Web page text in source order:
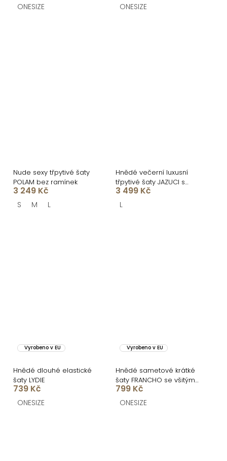
ONESIZE ONESIZE
Nude sexy třpytivé šaty
POLAM bez ramínek
3 249 Kč
S M L
Hnědé večerní luxusní
třpytivé šaty JAZUCI s
rozparkem a body
3 499 Kč
L
Vyrobeno v EU
Hnědé dlouhé elastické
šaty LYDIE
739 Kč
ONESIZE
Vyrobeno v EU
Hnědé sametové krátké
šaty FRANCHO se všitými
kraťásky
799 Kč
ONESIZE